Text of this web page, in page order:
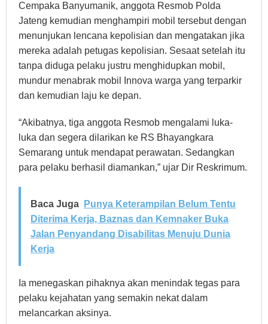
Cempaka Banyumanik, anggota Resmob Polda
Jateng kemudian menghampiri mobil tersebut dengan
menunjukan lencana kepolisian dan mengatakan jika
mereka adalah petugas kepolisian. Sesaat setelah itu
tanpa diduga pelaku justru menghidupkan mobil,
mundur menabrak mobil Innova warga yang terparkir
dan kemudian laju ke depan.
“Akibatnya, tiga anggota Resmob mengalami luka-
luka dan segera dilarikan ke RS Bhayangkara
Semarang untuk mendapat perawatan. Sedangkan
para pelaku berhasil diamankan,” ujar Dir Reskrimum.
Baca Juga
Punya Keterampilan Belum Tentu
Diterima Kerja, Baznas dan Kemnaker Buka
Jalan Penyandang Disabilitas Menuju Dunia
Kerja
Ia menegaskan pihaknya akan menindak tegas para
pelaku kejahatan yang semakin nekat dalam
melancarkan aksinya.